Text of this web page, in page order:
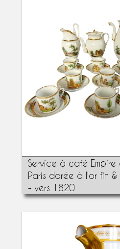
Service à café
Paris dorée à l'or fin
- vers 1820